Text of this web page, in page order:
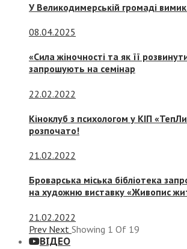
У Великодимерській громаді
08.04.2025
«Сила жіночності та як її
запрошують на семінар
22.02.2022
Кіноклуб з психологом у КІП
розпочато!
21.02.2022
Броварська міська бібліотека
на художню виставку «Живопис
21.02.2022
Prev Next Showing 1 Of 19
ВІДЕО